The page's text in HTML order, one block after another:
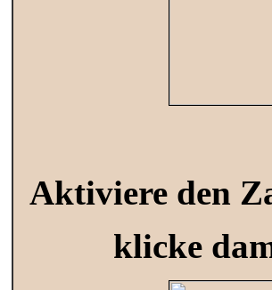
Aktiviere den
klicke